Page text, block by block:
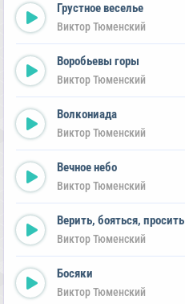
Грустное веселье
Виктор Тюменский
Воробьевы горы
Виктор Тюменский
Волкониада
Виктор Тюменский
Вечное небо
Виктор Тюменский
Верить, бояться, просить
Виктор Тюменский
Босяки
Виктор Тюменский